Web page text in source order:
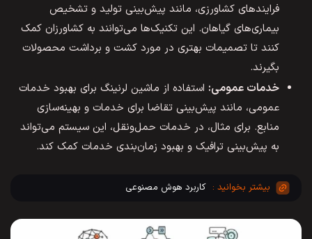
فرایندهای کشاورزی، مانند پیش‌بینی تولید و تشخیص
بیماری‌های گیاهان. این تکنیک‌ها می‌توانند به کشاورزان کمک
کنند تا تصمیمات بهتری در مورد کشت و برداشت محصولات
بگیرند.
خدمات عمومی: استفاده از ماشین لرنینگ برای بهبود خدمات
عمومی، مانند پیش‌بینی تقاضا برای خدمات و بهینه‌سازی
منابع. برای مثال، در خدمات حمل‌ونقل، این سیستم می‌تواند
به پیش‌بینی ترافیک و بهبود زمان‌بندی خدمات کمک کند.
کاربرد هوش مصنوعی